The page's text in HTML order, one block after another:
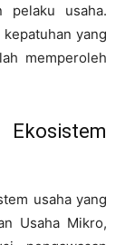
pelaku usaha.
yang
memperoleh
usaha yang
Usaha Mikro,